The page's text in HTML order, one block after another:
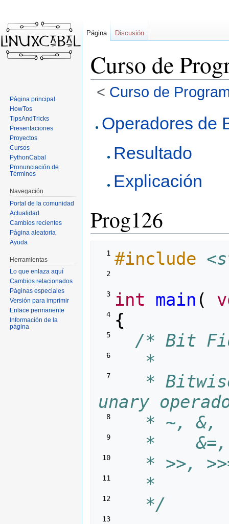
Curso de
< Curso de
navegación
búsqueda
Operadores de
Resultado
Explicación
Prog126
  1
#include
  2
  3
int main (
  4
{
  5
/* Bit
  6
   *
  7
*
unary
  8
* ~, &,
  9
*
10
* >>,
11
   *
12
   */
13
Página Discusión
Página principal
HowTos
TipsAndTricks
Presentaciones
Proyectos
Cursos
PythonCabal
Pronunciación de
Términos
Navegación
Portal de la comunidad
Actualidad
Cambios recientes
Página aleatoria
Ayuda
Herramientas
Lo que enlaza aquí
Cambios relacionados
Páginas especiales
Versión para imprimir
Enlace permanente
Información de la
página